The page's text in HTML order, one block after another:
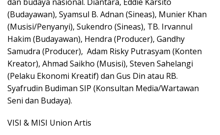
dan budaya nasional. Diantara, Eddie Karsito
(Budayawan), Syamsul B. Adnan (Sineas), Munier Khan
(Musisi/Penyanyi), Sukendro (Sineas), TB. Irvannul
Hakim (Budayawan), Hendra (Producer), Gandhy
Samudra (Producer), Adam Risky Putrasyam (Konten
Kreator), Ahmad Saikho (Musisi), Steven Sahelangi
(Pelaku Ekonomi Kreatif) dan Gus Din atau RB.
Syafrudin Budiman SIP (Konsultan Media/Wartawan
Seni dan Budaya).
VISI & MISI Union Artis